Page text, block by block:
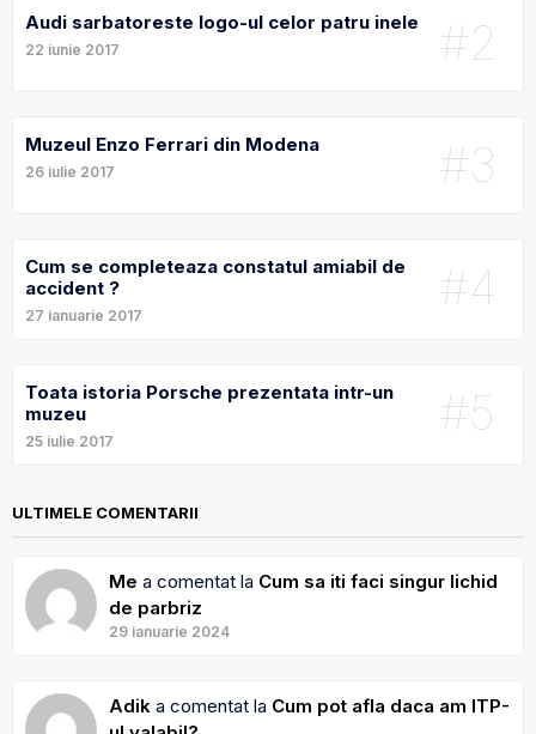
#2
Audi sarbatoreste logo-ul celor patru inele
22 iunie 2017
#3
Muzeul Enzo Ferrari din Modena
26 iulie 2017
#4
Cum se completeaza constatul amiabil de
accident ?
27 ianuarie 2017
#5
Toata istoria Porsche prezentata intr-un
muzeu
25 iulie 2017
ULTIMELE COMENTARII
Me a comentat la Cum sa iti faci singur lichid
de parbriz
29 ianuarie 2024
Adik a comentat la Cum pot afla daca am ITP-